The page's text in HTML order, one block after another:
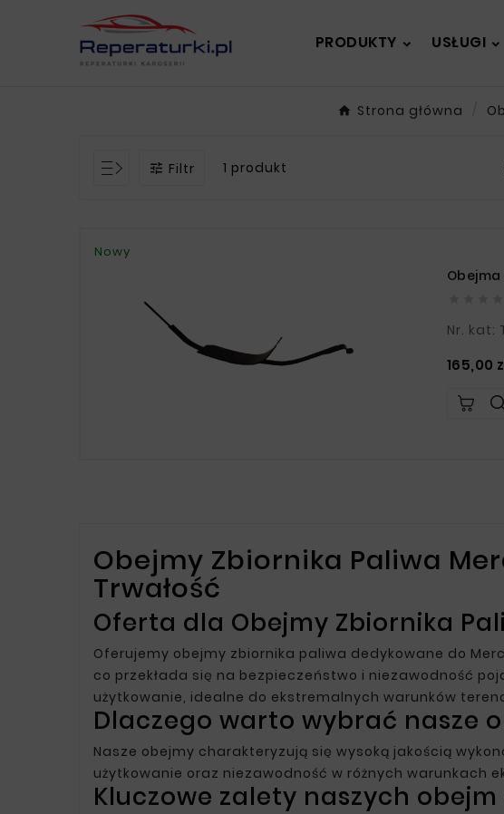
PRODUKTY USŁUGI
Strona główna
 Filtr 1 produkt
Nowy
Obejma
Nr. kat:
165,00
Obejmy Zbiornika Paliwa
Trwałość
Oferta dla Obejmy Zbiornika
Oferujemy obejmy zbiornika paliwa dedykowane do
co przekłada się na bezpieczeństwo i niezawodność
użytkowanie, idealne do ekstremalnych warunków
Dlaczego warto wybrać nasze
Nasze obejmy charakteryzują się wysoką jakością
użytkowanie oraz niezawodność w różnych warunkach
Kluczowe zalety naszych